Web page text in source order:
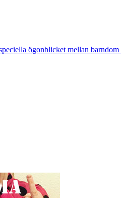
ögonblicket mellan barndom